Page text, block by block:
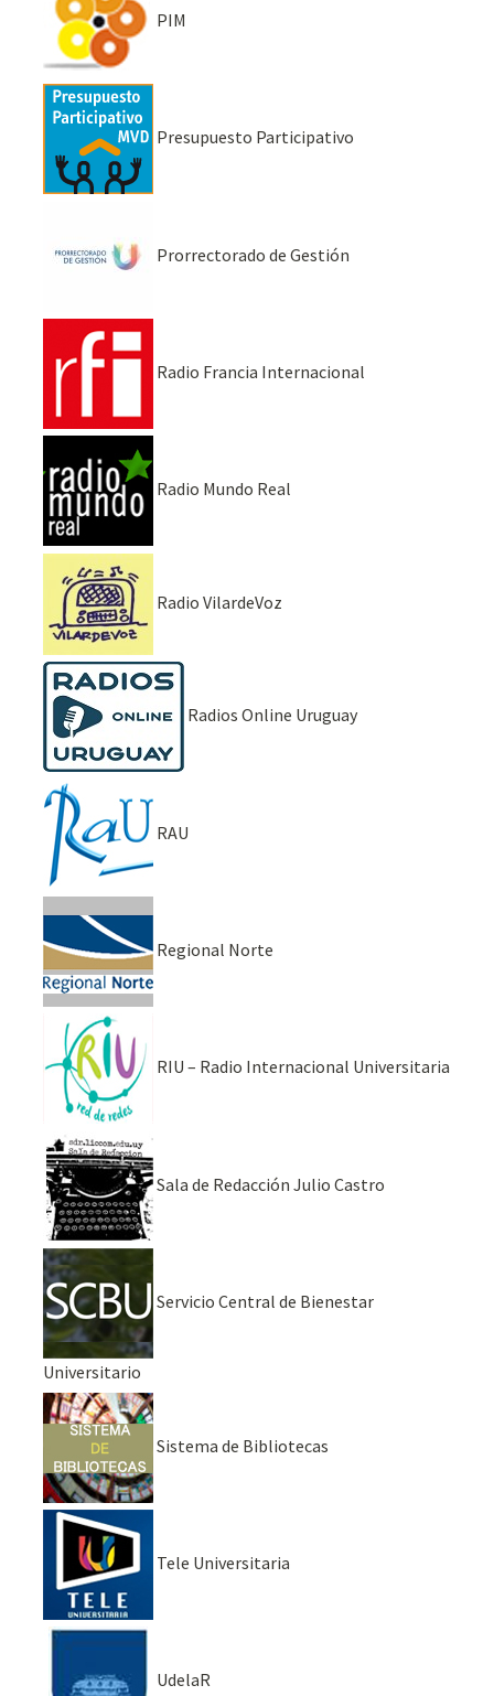
PIM
Presupuesto Participativo
Prorrectorado de Gestión
Radio Francia Internacional
Radio Mundo Real
Radio VilardeVoz
Radios Online Uruguay
RAU
Regional Norte
RIU – Radio Internacional Universitaria
Sala de Redacción Julio Castro
Servicio Central de Bienestar
Universitario
Sistema de Bibliotecas
Tele Universitaria
UdelaR